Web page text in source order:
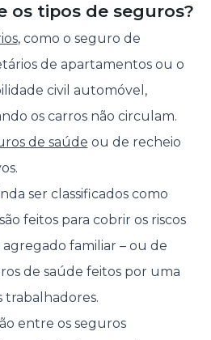
os tipos de seguros?
, como o seguro de
de apartamentos ou o
civil automóvel,
os carros não circulam.
de saúde ou de recheio
ser classificados como
feitos para cobrir os riscos
familiar – ou de
de saúde feitos por uma
trabalhadores.
entre os seguros